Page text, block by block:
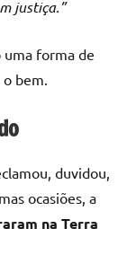
justiça.”
uma forma de
o bem.
duvidou,
ocasiões, a
na Terra